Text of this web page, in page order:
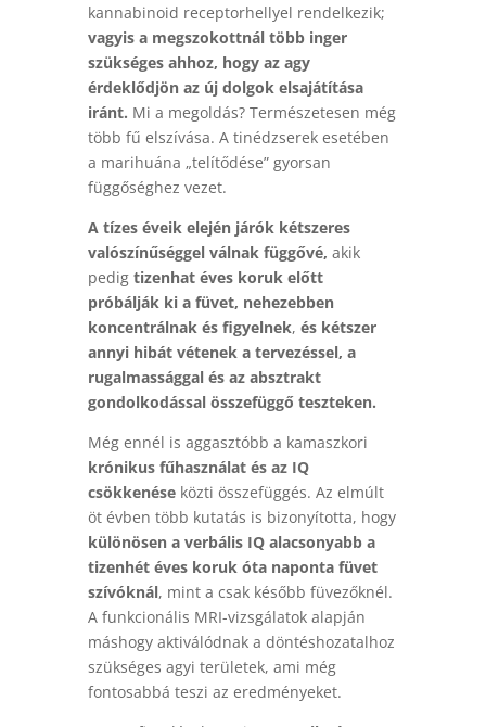
kannabinoid receptorhellyel rendelkezik;
vagyis a megszokottnál több inger
szükséges ahhoz, hogy az agy
érdeklődjön az új dolgok elsajátítása
iránt. Mi a megoldás? Természetesen még
több fű elszívása. A tinédzserek esetében
a marihuána „telítődése” gyorsan
függőséghez vezet.
A tízes éveik elején járók kétszeres
valószínűséggel válnak függővé, akik
pedig tizenhat éves koruk előtt
próbálják ki a füvet, nehezebben
koncentrálnak és figyelnek, és kétszer
annyi hibát vétenek a tervezéssel, a
rugalmassággal és az absztrakt
gondolkodással összefüggő teszteken.
Még ennél is aggasztóbb a kamaszkori
krónikus fűhasználat és az IQ
csökkenéseközti összefüggés. Az elmúlt
öt évben több kutatás is bizonyította, hogy
különösen a verbális IQ alacsonyabb a
tizenhét éves koruk óta naponta füvet
szívóknál, mint a csak később füvezőknél.
A funkcionális MRI-vizsgálatok alapján
máshogy aktiválódnak a döntéshozatalhoz
szükséges agyi területek, ami még
fontosabbá teszi az eredményeket.